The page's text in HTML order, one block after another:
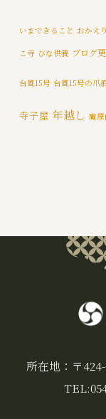
メディア情報
いまできること おかえ
こ寺 ひな供養 ブログ
台風15号 台風15号の爪
寺子屋 年越し 庵
所在地：〒